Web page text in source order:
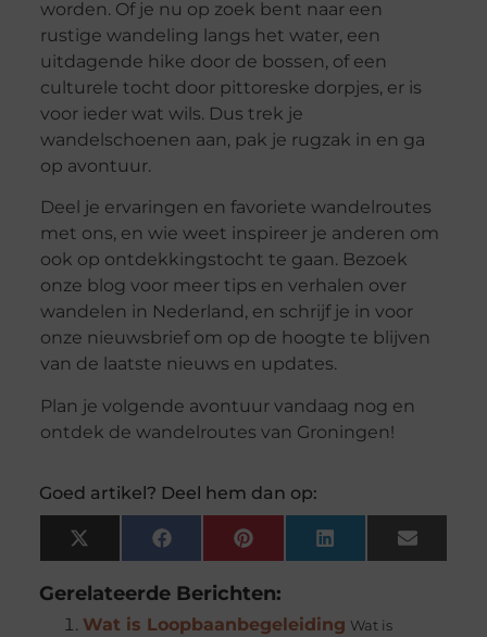
worden. Of je nu op zoek bent naar een
rustige wandeling langs het water, een
uitdagende hike door de bossen, of een
culturele tocht door pittoreske dorpjes, er is
voor ieder wat wils. Dus trek je
wandelschoenen aan, pak je rugzak in en ga
op avontuur.
Deel je ervaringen en favoriete wandelroutes
met ons, en wie weet inspireer je anderen om
ook op ontdekkingstocht te gaan. Bezoek
onze blog voor meer tips en verhalen over
wandelen in Nederland, en schrijf je in voor
onze nieuwsbrief om op de hoogte te blijven
van de laatste nieuws en updates.
Plan je volgende avontuur vandaag nog en
ontdek de wandelroutes van Groningen!
Goed artikel? Deel hem dan op:
X
(Twitter)
FacebookPinterest LinkedIn Email
Gerelateerde Berichten:
Wat is Loopbaanbegeleiding Wat is